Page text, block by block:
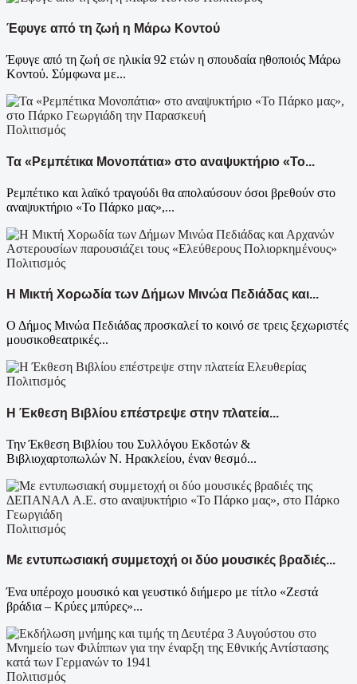
Έφυγε από τη ζωή η Μάρω Κοντού
Έφυγε από τη ζωή σε ηλικία 92 ετών η σπουδαία ηθοποιός Μάρω
Κοντού. Σύμφωνα με...
Πολιτισμός
Τα «Ρεμπέτικα Μονοπάτια» στο αναψυκτήριο «Το...
Ρεμπέτικο και λαϊκό τραγούδι θα απολαύσουν όσοι βρεθούν στο
αναψυκτήριο «Το Πάρκο μας»,...
Πολιτισμός
Η Μικτή Χορωδία των Δήμων Μινώα Πεδιάδας και...
Ο Δήμος Μινώα Πεδιάδας προσκαλεί το κοινό σε τρεις ξεχωριστές
μουσικοθεατρικές...
Πολιτισμός
Η Έκθεση Βιβλίου επέστρεψε στην πλατεία...
Την Έκθεση Βιβλίου του Συλλόγου Εκδοτών &
Βιβλιοχαρτοπωλών Ν. Ηρακλείου, έναν θεσμό...
Πολιτισμός
Με εντυπωσιακή συμμετοχή οι δύο μουσικές βραδιές...
Ένα υπέροχο μουσικό και γευστικό διήμερο με τίτλο «Ζεστά
βράδια – Κρύες μπύρες»...
Πολιτισμός